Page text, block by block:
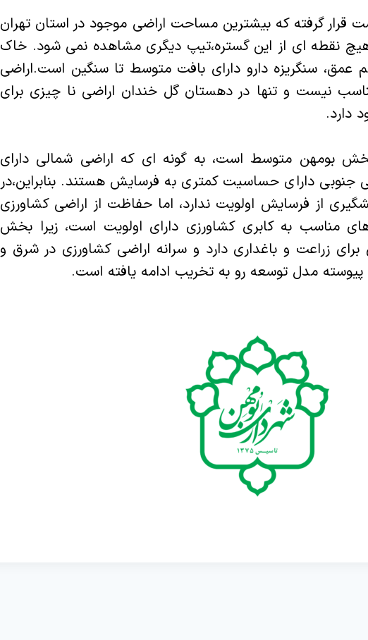
گرفته که بیشترین مساحت اراضی موجود در استان تهران
نقطه ای از این گستره،تیپ دیگری مشاهده نمی شود. خاک
عمق، سنگریزه دارو دارای بافت متوسط تا سنگین است.اراضی
نیست و تنها در دهستان گل خندان اراضی نا چیزی برای
دارد.
بومهن متوسط است، به گونه ای که اراضی شمالی دارای
دارای حساسیت کمتری به فرسایش هستند. بنابراین،در
از فرسایش اولویت ندارد، اما حفاظت از اراضی کشاورزی
به کابری کشاورزی دارای اولویت است، زیرا بخش
زراعت و باغداری دارد و سرانه اراضی کشاورزی در شرق و
پیوسته مدل توسعه رو به تخریب ادامه یافته است.